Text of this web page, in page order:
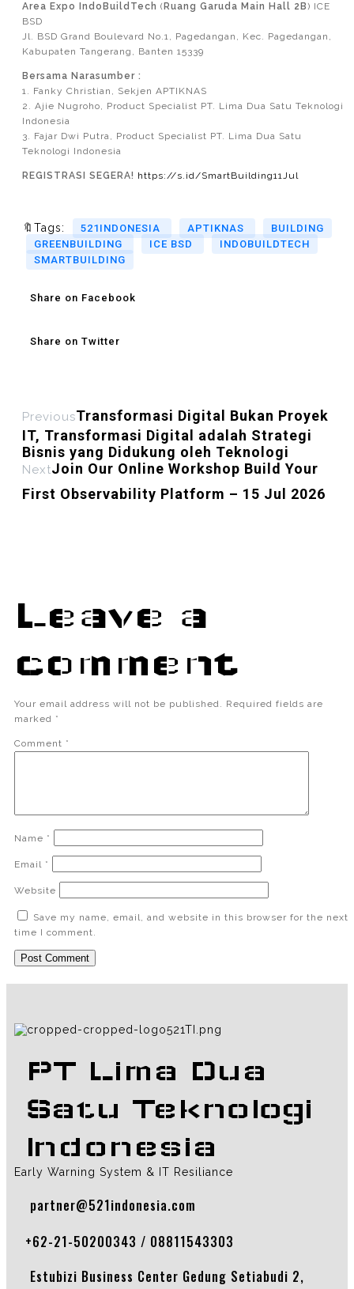
Area Expo IndoBuildTech ( Ruang Garuda Main Hall 2B ) ICE
BSD
Jl. BSD Grand Boulevard No.1, Pagedangan, Kec. Pagedangan,
Kabupaten Tangerang, Banten 15339
Bersama Narasumber :
1. Fanky Christian, Sekjen APTIKNAS
2. Ajie Nugroho, Product Specialist PT. Lima Dua Satu Teknologi
Indonesia
3. Fajar Dwi Putra, Product Specialist PT. Lima Dua Satu
Teknologi Indonesia
REGISTRASI SEGERA! https://s.id/SmartBuilding11Jul
🔖Tags: 521INDONESIA APTIKNAS
BUILDING
GREENBUILDING
ICE BSD
INDOBUILDTECH
SMARTBUILDING
Share on Facebook
Share on Twitter
PreviousTransformasi Digital Bukan Proyek
IT, Transformasi Digital adalah Strategi
Bisnis yang Didukung oleh Teknologi
NextJoin Our Online Workshop Build Your
First Observability Platform – 15 Jul 2026
Leave a
comment
Your email address will not be published. Required fields are
marked *
Comment *
Name *
Email *
Website
Save my name, email, and website in this browser for the next
time I comment.
PT Lima Dua
Satu Teknologi
Indonesia
Early Warning System & IT Resiliance
partner@521indonesia.com
+62-21-50200343 / 08811543303
Estubizi Business Center Gedung Setiabudi 2,